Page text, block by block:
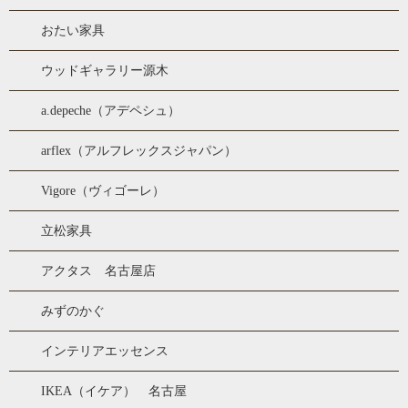
おたい家具
ウッドギャラリー源木
a.depeche（アデペシュ）
arflex（アルフレックスジャパン）
Vigore（ヴィゴーレ）
立松家具
アクタス 名古屋店
みずのかぐ
インテリアエッセンス
IKEA（イケア） 名古屋